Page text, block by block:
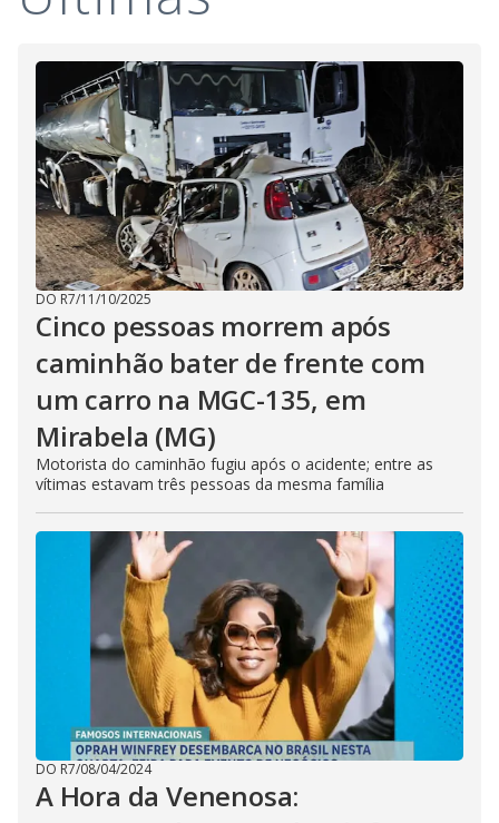
i
d
e
o
DO R7/11/10/2025
Cinco pessoas morrem após
caminhão bater de frente com
um carro na MGC-135, em
Mirabela (MG)
Motorista do caminhão fugiu após o acidente; entre as
vítimas estavam três pessoas da mesma família
DO R7/08/04/2024
A Hora da Venenosa: